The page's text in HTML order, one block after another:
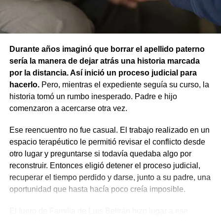
animales, ya que esa infracción solo se configura cuando
un animal causa lesiones a una persona por falta de
cuidados de su dueño. En este caso, el daño recayó
resultaba aplicable.
El fallo aclaró que el archivo de la causa
contravencional no impide que el dueño del perro
lesionado reclame por la vía civil una indemnización
por los daños que considere haber sufrido.
Durante años imaginó que borrar el apellido paterno
sería la manera de dejar atrás una historia marcada
por la distancia. Así inició un proceso judicial para
hacerlo.Pero, mientras el expediente seguía su curso, la
historia tomó un rumbo inesperado. Padre e hijo
comenzaron a acercarse otra vez.
Ese reencuentro no fue casual. El trabajo realizado en un
espacio terapéutico le permitió revisar el conflicto desde
otro lugar y preguntarse si todavía quedaba algo por
reconstruir. Entonces eligió detener el proceso judicial,
recuperar el tiempo perdido y darse, junto a su padre, una
oportunidad que hasta hacía poco creía imposible.